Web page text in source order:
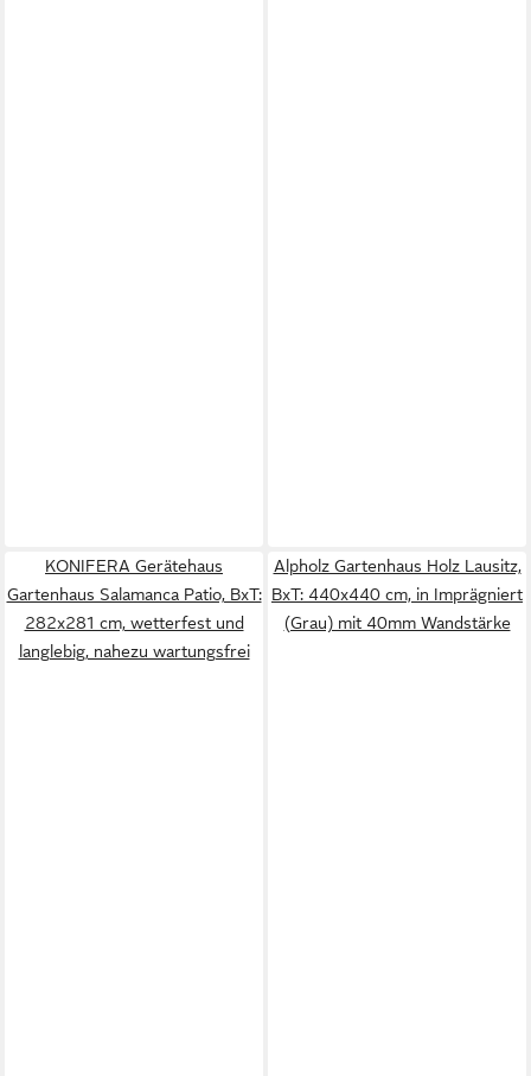
KONIFERA Gerätehaus
Gartenhaus Salamanca Patio, BxT:
282x281 cm, wetterfest und
langlebig, nahezu wartungsfrei
Alpholz Gartenhaus Holz Lausitz,
BxT: 440x440 cm, in Imprägniert
(Grau) mit 40mm Wandstärke